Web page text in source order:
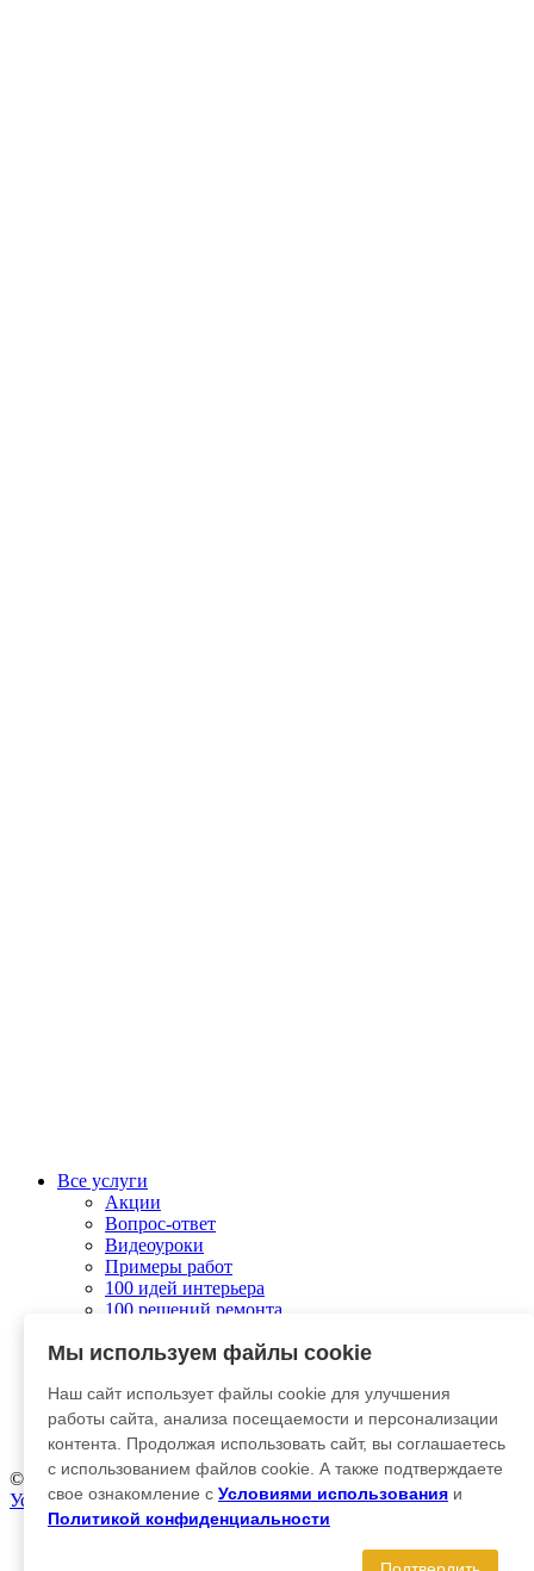
Все услуги
Акции
Вопрос-ответ
Видеоуроки
Примеры работ
100 идей интерьера
100 решений ремонта
О компании
Отправить заявку
Личный кабинет
Гарантия и возврат
© 2012-2025 Kraska-Dekor
Условия использования | Политика конфиденциальности
Мы используем файлы cookie
Наш сайт использует файлы cookie для улучшения
работы сайта, анализа посещаемости и персонализации
контента. Продолжая использовать сайт, вы соглашаетесь
с использованием файлов cookie. А также подтверждаете
свое ознакомление с Условиями использования и
Политикой конфиденциальности